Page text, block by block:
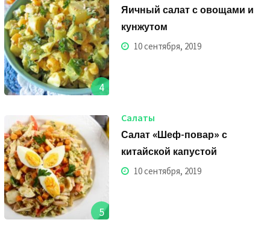
4
Яичный салат с овощами и
кунжутом
10 сентября, 2019
5
Салаты
Салат «Шеф-повар» с
китайской капустой
10 сентября, 2019